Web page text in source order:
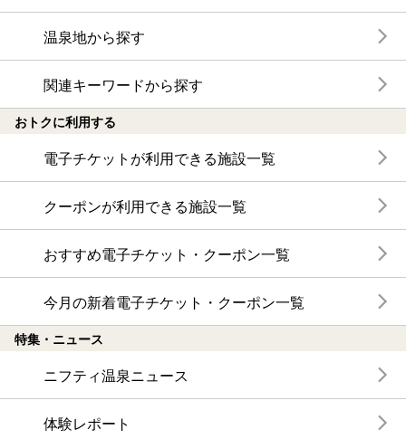
温泉地から探す
関連キーワードから探す
おトクに利用する
電子チケットが利用できる施設一覧
クーポンが利用できる施設一覧
おすすめ電子チケット・クーポン一覧
今月の新着電子チケット・クーポン一覧
特集・ニュース
ニフティ温泉ニュース
体験レポート